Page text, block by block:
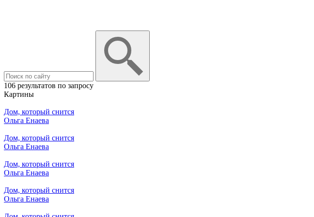
106 результатов по запросу
Картины
Дом, который снится
Ольга Енаева
Дом, который снится
Ольга Енаева
Дом, который снится
Ольга Енаева
Дом, который снится
Ольга Енаева